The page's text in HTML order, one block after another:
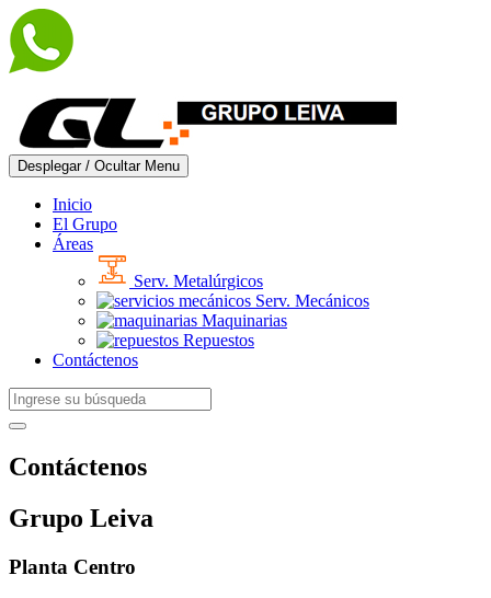
Desplegar / Ocultar Menu
Inicio
El Grupo
Áreas
Serv. Metalúrgicos
Serv. Mecánicos
Maquinarias
Repuestos
Contáctenos
Contáctenos
Grupo Leiva
Planta Centro